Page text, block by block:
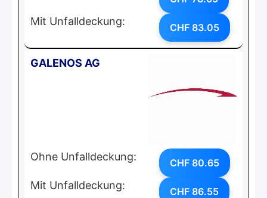
Mit Unfalldeckung: CHF 83.05
GALENOS AG
Ohne Unfalldeckung: CHF 80.65
Mit Unfalldeckung: CHF 86.55